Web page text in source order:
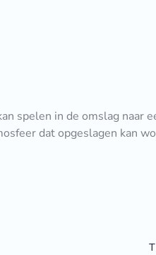
spelen in de omslag naar
dat opgeslagen kan